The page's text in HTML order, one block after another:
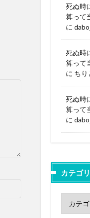
死ぬ時
算って
に
死ぬ時
算って
に ちり
死ぬ時
算って
に
カテゴ